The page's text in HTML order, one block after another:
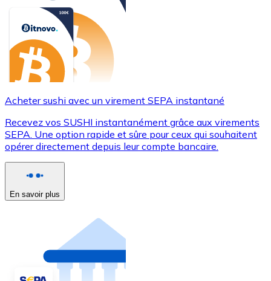
Acheter sushi avec un virement SEPA instantané
Recevez vos SUSHI instantanément grâce aux virements
SEPA. Une option rapide et sûre pour ceux qui souhaitent
opérer directement depuis leur compte bancaire.
En savoir plus